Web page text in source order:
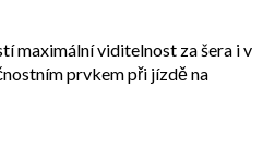
maximální viditelnost za šera i v
prvkem při jízdě na